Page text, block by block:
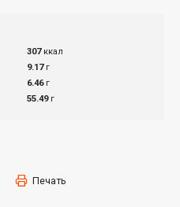
307ккал
9.17г
6.46г
55.49г
Печать